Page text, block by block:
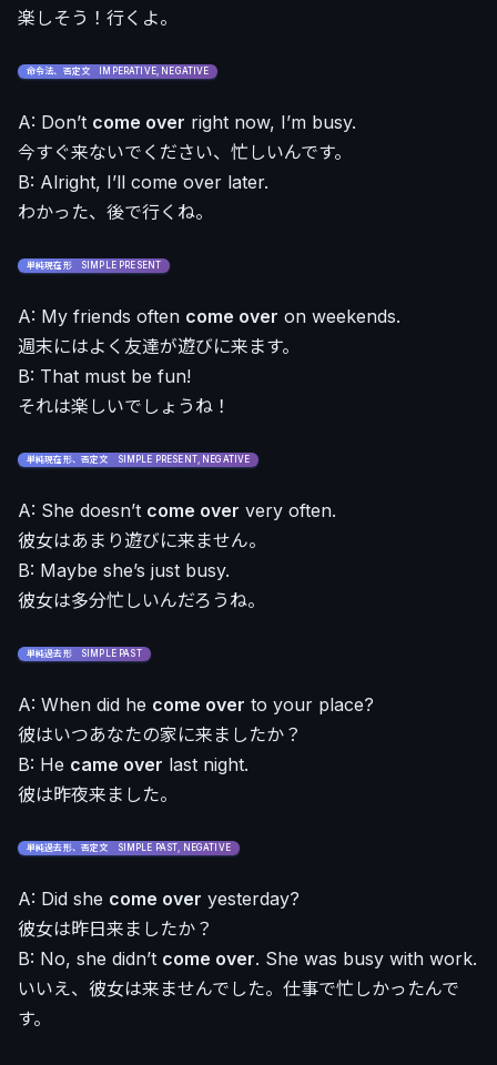
楽しそう！行くよ。
命令法、否定文 IMPERATIVE, NEGATIVE
A: Don’t come over right now, I’m busy.
今すぐ来ないでください、忙しいんです。
B: Alright, I’ll come over later.
わかった、後で行くね。
単純現在形 SIMPLE PRESENT
A: My friends often come over on weekends.
週末にはよく友達が遊びに来ます。
B: That must be fun!
それは楽しいでしょうね！
単純現在形、否定文 SIMPLE PRESENT, NEGATIVE
A: She doesn’t come over very often.
彼女はあまり遊びに来ません。
B: Maybe she’s just busy.
彼女は多分忙しいんだろうね。
単純過去形 SIMPLE PAST
A: When did he come over to your place?
彼はいつあなたの家に来ましたか？
B: He came over last night.
彼は昨夜来ました。
単純過去形、否定文 SIMPLE PAST, NEGATIVE
A: Did she come over yesterday?
彼女は昨日来ましたか？
B: No, she didn’t come over. She was busy with work.
いいえ、彼女は来ませんでした。仕事で忙しかったんで
す。